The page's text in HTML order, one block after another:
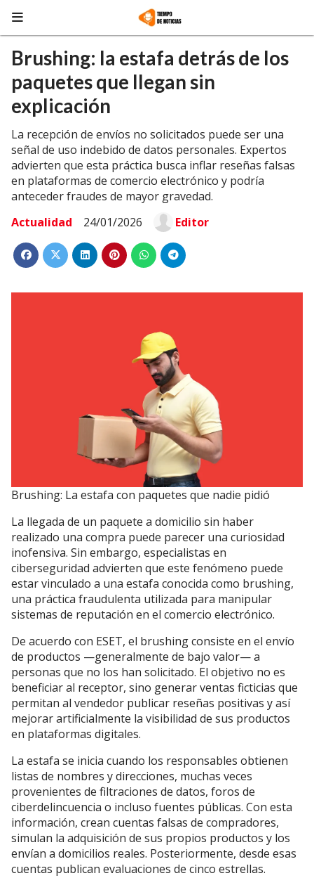
Brushing: la estafa detrás de los
paquetes que llegan sin
explicación
La recepción de envíos no solicitados puede ser una
señal de uso indebido de datos personales. Expertos
advierten que esta práctica busca inflar reseñas falsas
en plataformas de comercio electrónico y podría
anteceder fraudes de mayor gravedad.
Actualidad
24/01/2026 Editor
Brushing: La estafa con paquetes que nadie pidió
La llegada de un paquete a domicilio sin haber
realizado una compra puede parecer una curiosidad
inofensiva. Sin embargo, especialistas en
ciberseguridad advierten que este fenómeno puede
estar vinculado a una estafa conocida como brushing,
una práctica fraudulenta utilizada para manipular
sistemas de reputación en el comercio electrónico.
De acuerdo con ESET, el brushing consiste en el envío
de productos —generalmente de bajo valor— a
personas que no los han solicitado. El objetivo no es
beneficiar al receptor, sino generar ventas ficticias que
permitan al vendedor publicar reseñas positivas y así
mejorar artificialmente la visibilidad de sus productos
en plataformas digitales.
La estafa se inicia cuando los responsables obtienen
listas de nombres y direcciones, muchas veces
provenientes de filtraciones de datos, foros de
ciberdelincuencia o incluso fuentes públicas. Con esta
información, crean cuentas falsas de compradores,
simulan la adquisición de sus propios productos y los
envían a domicilios reales. Posteriormente, desde esas
cuentas publican evaluaciones de cinco estrellas.